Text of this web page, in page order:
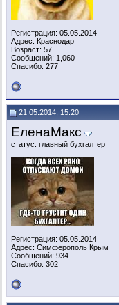
Регистрация: 05.05.2014
Адрес: Краснодар
Возраст: 57
Сообщений: 1,060
Спасибо: 277
21.05.2014, 15:20
ЕленаМакс
статус: главный бухгалтер
Регистрация: 05.05.2014
Адрес: Симферополь Крым
Сообщений: 934
Спасибо: 302